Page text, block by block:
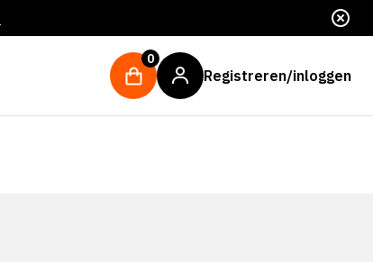
0
Registreren/inloggen